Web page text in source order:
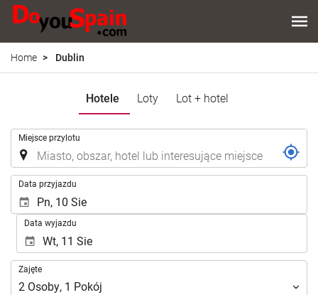
Home Dublin
Hotele Loty Lot + hotel
Miejsce przylotu
Data przyjazdu
Data wyjazdu
Zajęte
Zajęte
2 Osoby, 1 Pokój